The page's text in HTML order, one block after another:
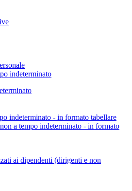
indeterminato
indeterminato - in formato tabellare
a tempo indeterminato - in formato
ai dipendenti (dirigenti e non